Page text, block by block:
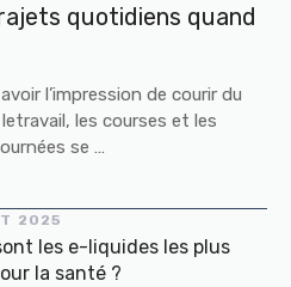
quotidiens quand
l’impression de courir du
les courses et les
se …
2025
les e-liquides les plus
la santé ?